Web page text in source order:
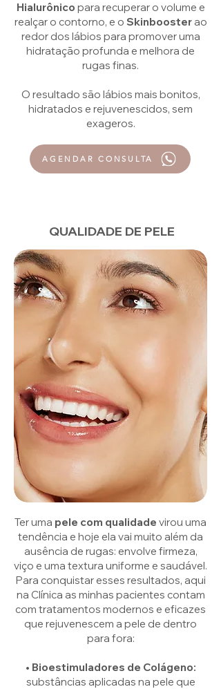
Hialurônico para recuperar o volume e
realçar o contorno, e o Skinboosterao
redor dos lábios para promover uma
hidratação profunda e melhora de
rugas finas.
O resultado são lábios mais bonitos,
hidratados e rejuvenescidos, sem
exageros.
AGENDAR CONSULTA
QUALIDADE DE PELE
Ter uma pele com qualidade virou uma
tendência e hoje ela vai muito além da
ausência de rugas: envolve firmeza,
viço e uma textura uniforme e saudável.
Para conquistar esses resultados, aqui
na Clínica as minhas pacientes contam
com tratamentos modernos e eficazes
que rejuvenescem a pele de dentro
para fora:
• Bioestimuladores de Colágeno:
substâncias aplicadas na pele que